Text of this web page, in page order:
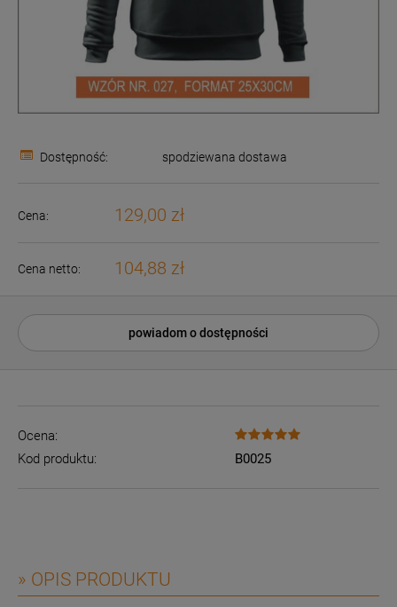
Dostępność: spodziewana dostawa
Cena: 129,00 zł
Cena netto: 104,88 zł
powiadom o dostępności
Ocena:
Kod produktu:
B0025
» OPIS PRODUKTU